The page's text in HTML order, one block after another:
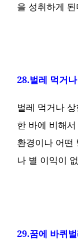
을 성취하게
28.벌레 먹거
벌레 먹거나
한 바에 비해
환경이나 어떤
나 별 이익이
29.꿈에 바퀴